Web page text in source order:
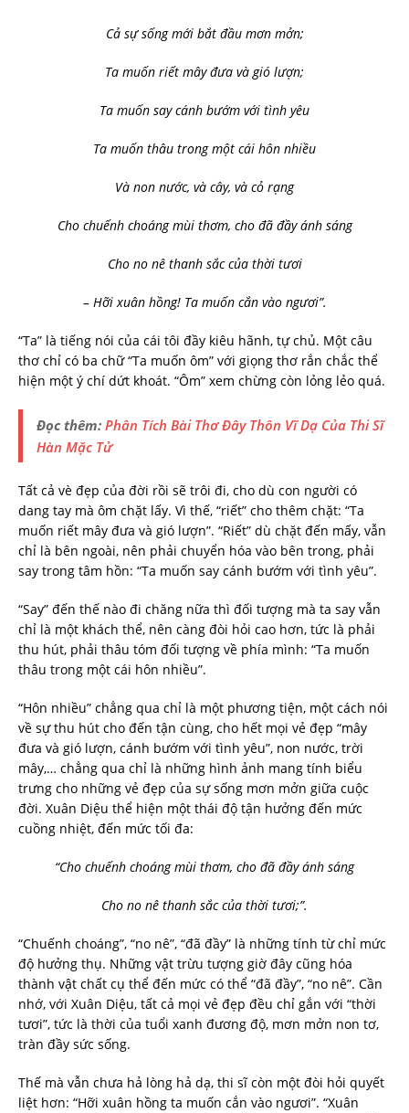
Cả sự sống mới bắt đầu mơn mởn;
Ta muốn riết mây đưa và gió lượn;
Ta muốn say cánh bướm với tình yêu
Ta muốn thâu trong một cái hôn nhiều
Và non nước, và cây, và cỏ rạng
Cho chuếnh choáng mùi thơm, cho đã đầy ánh sáng
Cho no nê thanh sắc của thời tươi
– Hỡi xuân hồng! Ta muốn cắn vào ngươi”.
“Ta” là tiếng nói của cái tôi đầy kiêu hãnh, tự chủ. Một câu
thơ chỉ có ba chữ “Ta muốn ôm” với giọng thơ rắn chắc thể
hiện một ý chí dứt khoát. “Ôm” xem chừng còn lỏng lẻo quá.
Đọc thêm: Phân Tích Bài Thơ Đây Thôn Vĩ Dạ Của Thi Sĩ
Hàn Mặc Tử
Tất cả vè đẹp của đời rồi sẽ trôi đi, cho dù con người có
dang tay mà ôm chặt lấy. Vì thế, “riết” cho thêm chặt: “Ta
muốn riết mây đưa và gió lượn”. “Riết” dù chặt đến mấy, vẫn
chỉ là bên ngoài, nên phải chuyển hóa vào bên trong, phải
say trong tâm hồn: “Ta muốn say cánh bướm với tình yêu”.
“Say” đến thế nào đi chăng nữa thì đối tượng mà ta say vẫn
chỉ là một khách thể, nên càng đòi hỏi cao hơn, tức là phải
thu hút, phải thâu tóm đối tượng về phía mình: “Ta muốn
thâu trong một cái hôn nhiều”.
“Hôn nhiều” chẳng qua chỉ là một phương tiện, một cách nói
về sự thu hút cho đến tận cùng, cho hết mọi vẻ đẹp “mây
đưa và gió lượn, cánh bướm với tình yêu”, non nước, trời
mây,… chẳng qua chỉ là những hình ảnh mang tính biểu
trưng cho những vẻ đẹp của sự sống mơn mởn giữa cuộc
đời. Xuân Diệu thể hiện một thái độ tận hưởng đến mức
cuồng nhiệt, đến mức tối đa:
“Cho chuếnh choáng mùi thơm, cho đã đầy ánh sáng
Cho no nê thanh sắc của thời tươi;”.
“Chuếnh choáng”, “no nê”, “đã đầy” là những tính từ chỉ mức
độ hưởng thụ. Những vật trừu tượng giờ đây cũng hóa
thành vật chất cụ thể đến mức có thể “đã đầy”, “no nê”. Cần
nhớ, với Xuân Diệu, tất cả mọi vẻ đẹp đều chỉ gắn với “thời
tươi”, tức là thời của tuổi xanh đương độ, mơn mởn non tơ,
tràn đầy sức sống.
Thế mà vẫn chưa hả lòng hả dạ, thi sĩ còn một đòi hỏi quyết
liệt hơn: “Hỡi xuân hồng ta muốn cắn vào ngươi”. “Xuân